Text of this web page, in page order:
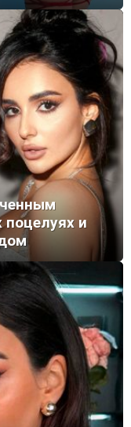
поцелуях и